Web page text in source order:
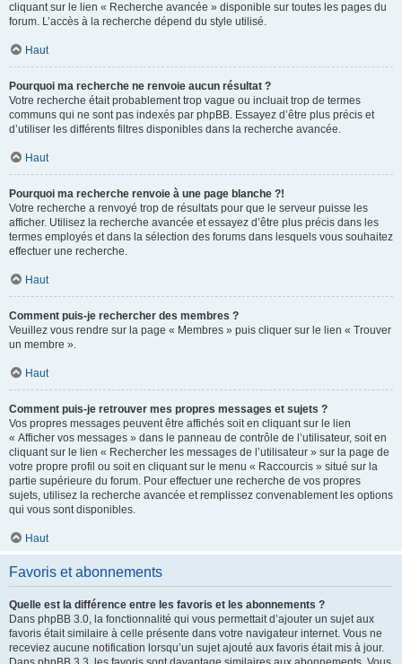
cliquant sur le lien « Recherche avancée » disponible sur toutes les pages du
forum. L’accès à la recherche dépend du style utilisé.
Haut
Pourquoi ma recherche ne renvoie aucun résultat ?
Votre recherche était probablement trop vague ou incluait trop de termes
communs qui ne sont pas indexés par phpBB. Essayez d’être plus précis et
d’utiliser les différents filtres disponibles dans la recherche avancée.
Haut
Pourquoi ma recherche renvoie à une page blanche ?!
Votre recherche a renvoyé trop de résultats pour que le serveur puisse les
afficher. Utilisez la recherche avancée et essayez d’être plus précis dans les
termes employés et dans la sélection des forums dans lesquels vous souhaitez
effectuer une recherche.
Haut
Comment puis-je rechercher des membres ?
Veuillez vous rendre sur la page « Membres » puis cliquer sur le lien « Trouver
un membre ».
Haut
Comment puis-je retrouver mes propres messages et sujets ?
Vos propres messages peuvent être affichés soit en cliquant sur le lien
« Afficher vos messages » dans le panneau de contrôle de l’utilisateur, soit en
cliquant sur le lien « Rechercher les messages de l’utilisateur » sur la page de
votre propre profil ou soit en cliquant sur le menu « Raccourcis » situé sur la
partie supérieure du forum. Pour effectuer une recherche de vos propres
sujets, utilisez la recherche avancée et remplissez convenablement les options
qui vous sont disponibles.
Haut
Favoris et abonnements
Quelle est la différence entre les favoris et les abonnements ?
Dans phpBB 3.0, la fonctionnalité qui vous permettait d’ajouter un sujet aux
favoris était similaire à celle présente dans votre navigateur internet. Vous ne
receviez aucune notification lorsqu’un sujet ajouté aux favoris était mis à jour.